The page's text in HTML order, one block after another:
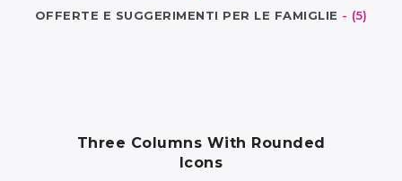
OFFERTE E SUGGERIMENTI PER LE FAMIGLIE - (5)
Three Columns With Rounded
Icons